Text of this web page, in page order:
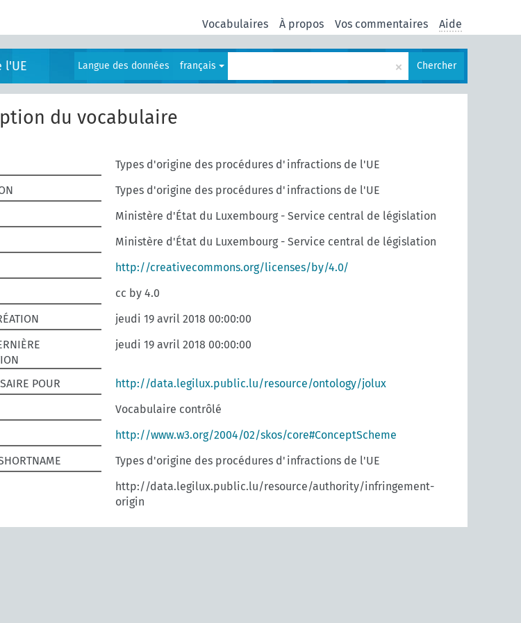
Vocabulaires À propos Vos commentaires Aide
l'UE Langue des données français × Chercher
du vocabulaire
Types d'origine des procédures d'infractions de l'UE
Types d'origine des procédures d'infractions de l'UE
Ministère d'État du Luxembourg - Service central de législation
Ministère d'État du Luxembourg - Service central de législation
http://creativecommons.org/licenses/by/4.0/
cc by 4.0
jeudi 19 avril 2018 00:00:00
jeudi 19 avril 2018 00:00:00
POUR
http://data.legilux.public.lu/resource/ontology/jolux
Vocabulaire contrôlé
http://www.w3.org/2004/02/skos/core#ConceptScheme
Types d'origine des procédures d'infractions de l'UE
http://data.legilux.public.lu/resource/authority/infringement-
origin